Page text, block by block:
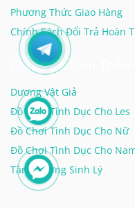
Phương Thức Giao Hàng
Chính Sách Đổi Trả Hoàn
Click Vào Xem Thêm
Dương Vật Giả
Đồ Chơi Tình Dục Cho Les
Đồ Chơi Tình Dục Cho Nữ
Đồ Chơi Tình Dục Cho
Tăng Cường Sinh Lý